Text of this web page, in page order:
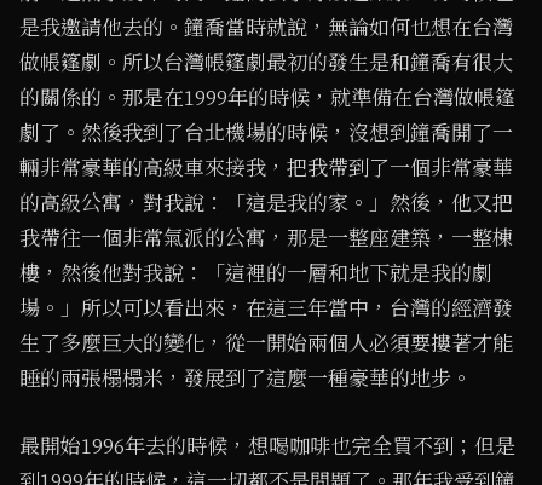
是我邀請他去的。鐘喬當時就說，無論如何也想在台灣
做帳篷劇。所以台灣帳篷劇最初的發生是和鐘喬有很大
的關係的。那是在1999年的時候，就準備在台灣做帳篷
劇了。然後我到了台北機場的時候，沒想到鐘喬開了一
輛非常豪華的高級車來接我，把我帶到了一個非常豪華
的高級公寓，對我說：「這是我的家。」然後，他又把
我帶往一個非常氣派的公寓，那是一整座建築，一整棟
樓，然後他對我說：「這裡的一層和地下就是我的劇
場。」所以可以看出來，在這三年當中，台灣的經濟發
生了多麼巨大的變化，從一開始兩個人必須要摟著才能
睡的兩張榻榻米，發展到了這麼一種豪華的地步。
最開始1996年去的時候，想喝咖啡也完全買不到；但是